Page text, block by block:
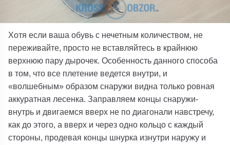
Хотя если ваша обувь с нечетным количеством, не
переживайте, просто не вставляйтесь в крайнюю
верхнюю пару дырочек. Особенность данного способа
в том, что все плетение ведется внутри, и
«волшебным» образом снаружи видна только ровная
аккуратная лесенка. Заправляем концы снаружи-
внутрь и двигаемся вверх не по диагонали навстречу,
как до этого, а вверх и через одно кольцо с каждый
стороны, продевая концы шнурка изнутри наружу и